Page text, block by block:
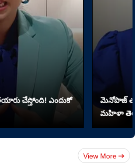
చేస్తోంది! ఎందుకో
మెనోపాజ్
మహిళా
View More